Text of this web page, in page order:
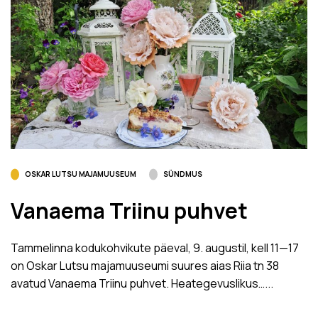
OSKAR LUTSU MAJAMUUSEUM SÜNDMUS
Vanaema Triinu puhvet
Tammelinna kodukohvikute päeval, 9. augustil, kell 11­—17
on Oskar Lutsu majamuuseumi suures aias Riia tn 38
avatud Vanaema Triinu puhvet. Heategevuslikus…...